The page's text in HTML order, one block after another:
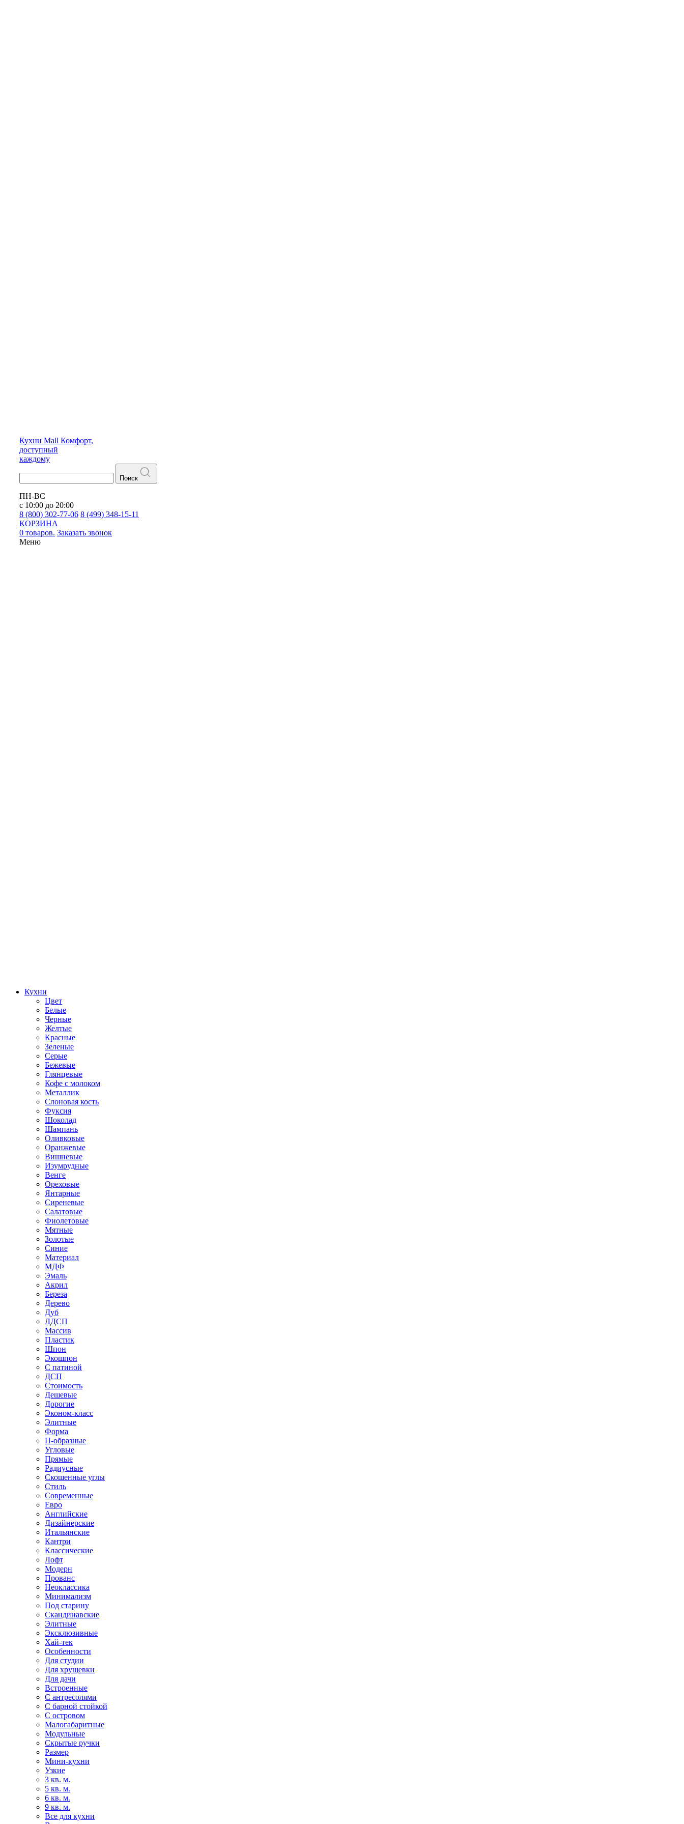
Кухни Mall Комфорт,
доступный
каждому
Поиск
ПН-ВС
с 10:00 до 20:00
8 (800) 302-77-06 8 (499) 348-15-11
КОРЗИНА
0 товаров. Заказать звонок
Меню
Кухни
Цвет
Белые
Черные
Желтые
Красные
Зеленые
Серые
Бежевые
Глянцевые
Кофе с молоком
Металлик
Слоновая кость
Фуксия
Шоколад
Шампань
Оливковые
Оранжевые
Вишневые
Изумрудные
Венге
Ореховые
Янтарные
Сиреневые
Салатовые
Фиолетовые
Мятные
Золотые
Синие
Материал
МДФ
Эмаль
Акрил
Береза
Дерево
Дуб
ЛДСП
Массив
Пластик
Шпон
Экошпон
С патиной
ДСП
Стоимость
Дешевые
Дорогие
Эконом-класс
Элитные
Форма
П-образные
Угловые
Прямые
Радиусные
Скошенные углы
Стиль
Современные
Евро
Английские
Дизайнерские
Итальянские
Кантри
Классические
Лофт
Модерн
Прованс
Неоклассика
Минимализм
Под старину
Скандинавские
Элитные
Эксклюзивные
Хай-тек
Особенности
Для студии
Для хрущевки
Для дачи
Встроенные
С антресолями
С барной стойкой
С островом
Малогабаритные
Модульные
Скрытые ручки
Размер
Мини-кухни
Узкие
3 кв. м.
5 кв. м.
6 кв. м.
9 кв. м.
Все для кухни